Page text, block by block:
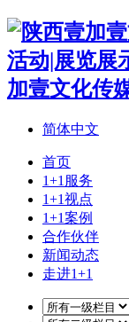
简体中文
首页
1+1服务
1+1视点
1+1案例
合作伙伴
新闻动态
走进1+1